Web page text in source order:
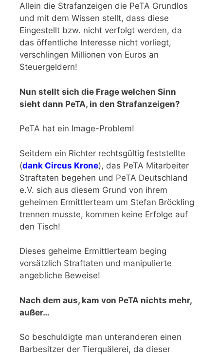
Allein die Strafanzeigen die PeTA Grundlos
und mit dem Wissen stellt, dass diese
Eingestellt bzw. nicht verfolgt werden, da
das öffentliche Interesse nicht vorliegt,
verschlingen Millionen von Euros an
Steuergeldern!
Nun stellt sich die Frage welchen Sinn
sieht dann PeTA, in den Strafanzeigen?
PeTA hat ein Image-Problem!
Seitdem ein Richter rechtsgültig feststellte
(dank Circus Krone), das PeTA Mitarbeiter
Straftaten begehen und PeTA Deutschland
e.V. sich aus diesem Grund von ihrem
geheimen Ermittlerteam um Stefan Bröckling
trennen musste, kommen keine Erfolge auf
den Tisch!
Dieses geheime Ermittlerteam beging
vorsätzlich Straftaten und manipulierte
angebliche Beweise!
Nach dem aus, kam von PeTA nichts mehr,
außer…
So beschuldigte man unteranderen einen
Barbesitzer der Tierquälerei, da dieser